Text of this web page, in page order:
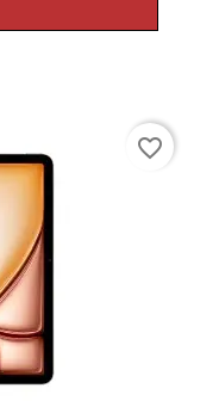
favorite_border